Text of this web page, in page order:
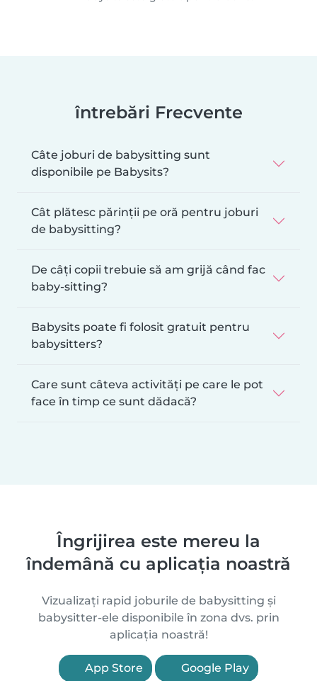
întrebări Frecvente
Câte joburi de babysitting sunt
disponibile pe Babysits?
Cât plătesc părinții pe oră pentru joburi
de babysitting?
De câți copii trebuie să am grijă când fac
baby-sitting?
Babysits poate fi folosit gratuit pentru
babysitters?
Care sunt câteva activități pe care le pot
face în timp ce sunt dădacă?
Îngrijirea este mereu la
îndemână cu aplicația noastră
Vizualizați rapid joburile de babysitting și
babysitter-ele disponibile în zona dvs. prin
aplicația noastră!
App Store Google Play